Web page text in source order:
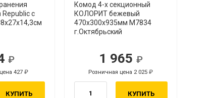
Republic с
427
КУПИТЬ
Комод 4-х секционный
КОЛОРИТ бежевый
470х300х935мм М7834
г.Октябрьский
1 965
Розничная цена 2 025
КУПИТЬ